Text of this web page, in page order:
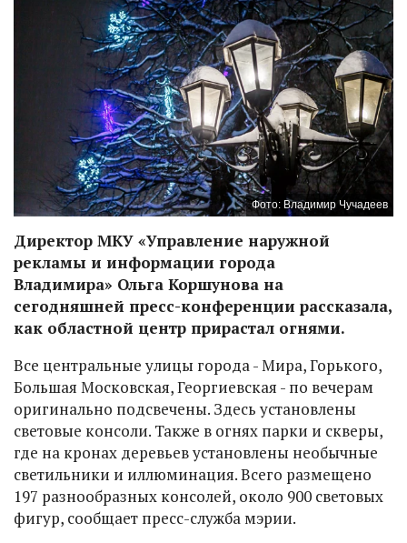
Фото: Владимир Чучадеев
Директор МКУ «Управление наружной
рекламы и информации города
Владимира» Ольга Коршунова на
сегодняшней пресс-конференции рассказала,
как областной центр прирастал огнями.
Все центральные улицы города - Мира, Горького,
Большая Московская, Георгиевская - по вечерам
оригинально подсвечены. Здесь установлены
световые консоли. Также в огнях парки и скверы,
где на кронах деревьев установлены необычные
светильники и иллюминация. Всего размещено
197 разнообразных консолей, около 900 световых
фигур, сообщает пресс-служба мэрии.